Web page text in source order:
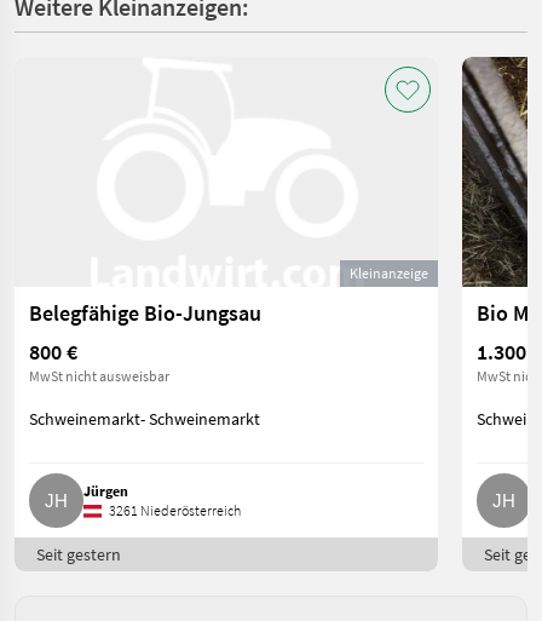
Weitere Kleinanzeigen:
Kleinanzeige
Belegfähige Bio-Jungsau
800 €
MwSt nicht ausweisbar
Schweinemarkt- Schweinemarkt
Jürgen
3261 Niederösterreich
Seit gestern
1.300 €
MwSt
Seit